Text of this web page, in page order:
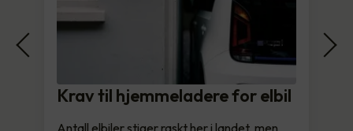
Krav til hjemmeladere for elbil
Antall elbiler stiger raskt her i landet, men